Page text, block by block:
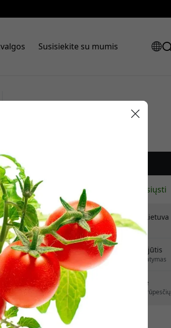
Susisiekite su mumis
Rekomenduojama kaina
Yra sandėlyje – paruošta išsiųsti
Pristatymas 9.99 EUR į Lietuva
Jokių paslėptų mokesčių
Pristatymas 7-11 rugpjūtis
Greitas ir atsekamas pristatymas
30 dienų grąžinimo teisė
Paprastas grąžinimas – jokių rūpesčių
nuolaidą, naudokite šį kodą
atsiskaitydami.